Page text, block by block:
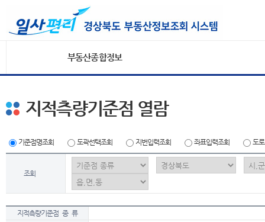
부동산종합정보
지적측량기준점 열람
기준점명조회 도곽선택조회 지번입력조회 좌표입력조회 도
조회
지적측량기준점 종 류